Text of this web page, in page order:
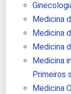
Medicina
Medicina
Medicina
Medicina
Primeiros
Medicina